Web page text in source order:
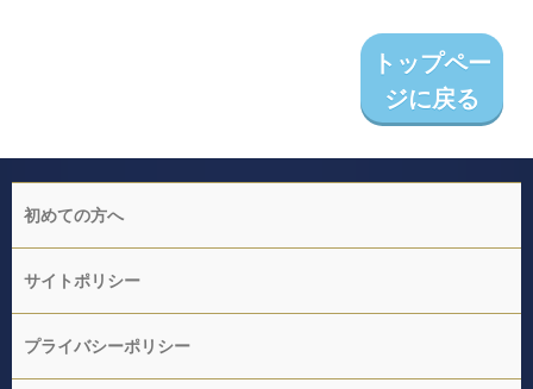
トップペー
ジに戻る
初めての方へ
サイトポリシー
プライバシーポリシー